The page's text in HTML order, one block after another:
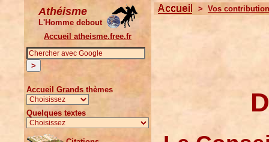
Athéisme
L'Homme debout
Accueil atheisme.free.fr
Accueil Grands thèmes
Quelques textes
> Vos